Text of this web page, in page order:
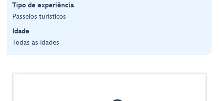
Tipo de experiência
Passeios turísticos
Idade
Todas as idades